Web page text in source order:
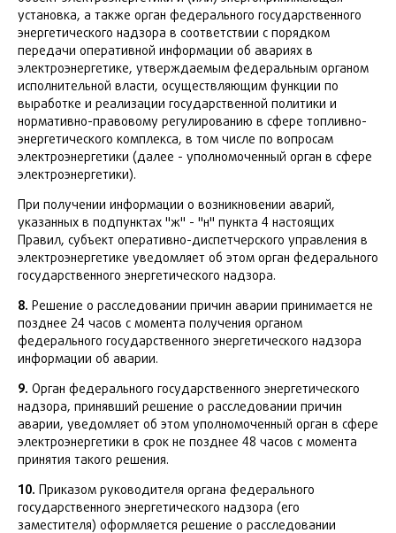
установка, а также орган федерального государственного
энергетического надзора в соответствии с порядком
передачи оперативной информации об авариях в
электроэнергетике, утверждаемым федеральным органом
исполнительной власти, осуществляющим функции по
выработке и реализации государственной политики и
нормативно-правовому регулированию в сфере топливно-
энергетического комплекса, в том числе по вопросам
электроэнергетики (далее - уполномоченный орган в сфере
электроэнергетики).
При получении информации о возникновении аварий,
указанных в подпунктах "ж" - "н" пункта 4 настоящих
Правил, субъект оперативно-диспетчерского управления в
электроэнергетике уведомляет об этом орган федерального
государственного энергетического надзора.
8. Решение о расследовании причин аварии принимается не
позднее 24 часов с момента получения органом
федерального государственного энергетического надзора
информации об аварии.
9. Орган федерального государственного энергетического
надзора, принявший решение о расследовании причин
аварии, уведомляет об этом уполномоченный орган в сфере
электроэнергетики в срок не позднее 48 часов с момента
принятия такого решения.
10. Приказом руководителя органа федерального
государственного энергетического надзора (его
заместителя) оформляется решение о расследовании